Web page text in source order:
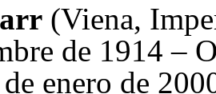
(Viena,
de 1914 –
enero de